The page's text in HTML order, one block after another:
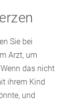
Sie bei
Arzt, um
das nicht
ihrem Kind
und